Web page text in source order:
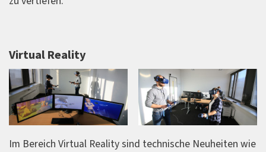
Virtual Reality
Im Bereich Virtual Reality sind technische Neuheiten wie